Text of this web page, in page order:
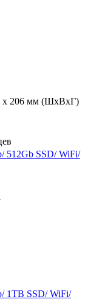
x 206 мм (ШхВхГ)
512Gb SSD/ WiFi/
1TB SSD/ WiFi/